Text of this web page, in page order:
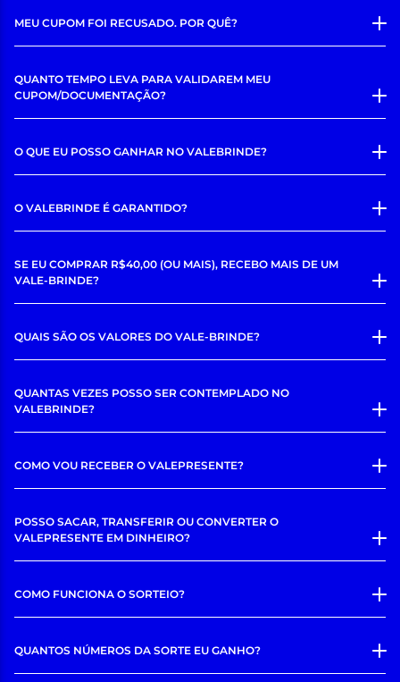
MEU CUPOM FOI RECUSADO. POR QUÊ?
QUANTO TEMPO LEVA PARA VALIDAREM MEU
CUPOM/DOCUMENTAÇÃO?
O QUE EU POSSO GANHAR NO VALEBRINDE?
O VALEBRINDE É GARANTIDO?
SE EU COMPRAR R$40,00 (OU MAIS), RECEBO MAIS DE UM
VALE-BRINDE?
QUAIS SÃO OS VALORES DO VALE-BRINDE?
QUANTAS VEZES POSSO SER CONTEMPLADO NO
VALEBRINDE?
COMO VOU RECEBER O VALEPRESENTE?
POSSO SACAR, TRANSFERIR OU CONVERTER O
VALEPRESENTE EM DINHEIRO?
COMO FUNCIONA O SORTEIO?
QUANTOS NÚMEROS DA SORTE EU GANHO?